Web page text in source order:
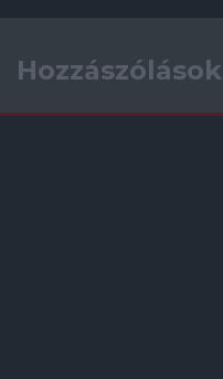
Hozzászólások